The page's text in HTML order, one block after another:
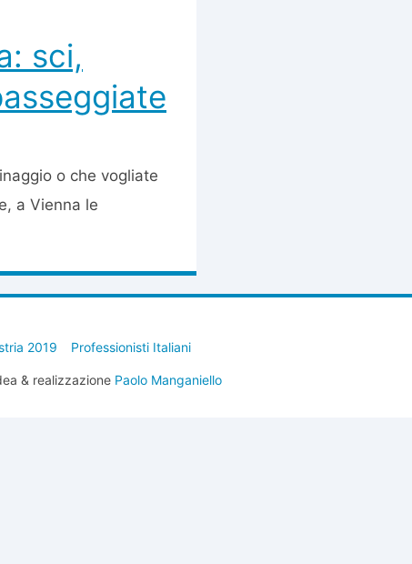
sci,
o che vogliate
a Vienna le
2019 Professionisti Italiani
& realizzazione Paolo Manganiello